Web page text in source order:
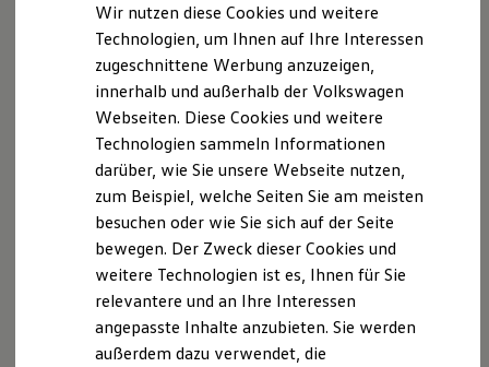
Laden unterwegs
Laden Zuhause
Ladestationen finden
Ladezeitensimulator
Batterie
Sicherheit
Nachhaltigkeit
Technologie
Kosten und Kauf
Verbrauchskosten
Kaufoptionen
E-Auto-Förderung
Software und Konnektivität
Die ID. Software 6
ID. Software Versionen und Updates
Digitale Extras
Schnittstellen zu Ihrem ID.
Wir nutzen diese Cookies und weitere
Technologien, um Ihnen auf Ihre Interessen
zugeschnittene Werbung anzuzeigen,
innerhalb und außerhalb der Volkswagen
Webseiten. Diese Cookies und weitere
Technologien sammeln Informationen
darüber, wie Sie unsere Webseite nutzen,
zum Beispiel, welche Seiten Sie am meisten
besuchen oder wie Sie sich auf der Seite
bewegen. Der Zweck dieser Cookies und
weitere Technologien ist es, Ihnen für Sie
relevantere und an Ihre Interessen
angepasste Inhalte anzubieten. Sie werden
außerdem dazu verwendet, die